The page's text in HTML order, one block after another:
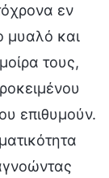
εν
μυαλό και
τους,
επιθυμούν.